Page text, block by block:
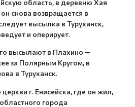
область, в деревню Хая
снова возвращается в
высылка в Туруханск,
и оперирует.
высылают в Плахино —
за Полярным Кругом, в
в Туруханск.
г. Енисейска, где он жил,
города